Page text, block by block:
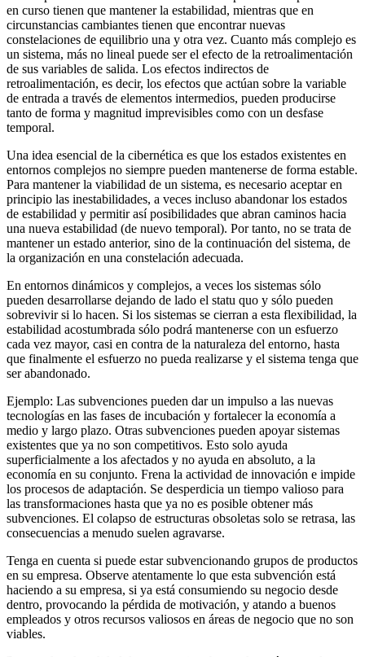
en curso tienen que mantener la estabilidad, mientras que en
circunstancias cambiantes tienen que encontrar nuevas
constelaciones de equilibrio una y otra vez. Cuanto más complejo es
un sistema, más no lineal puede ser el efecto de la retroalimentación
de sus variables de salida. Los efectos indirectos de
retroalimentación, es decir, los efectos que actúan sobre la variable
de entrada a través de elementos intermedios, pueden producirse
tanto de forma y magnitud imprevisibles como con un desfase
temporal.
Una idea esencial de la cibernética es que los estados existentes en
entornos complejos no siempre pueden mantenerse de forma estable.
Para mantener la viabilidad de un sistema, es necesario aceptar en
principio las inestabilidades, a veces incluso abandonar los estados
de estabilidad y permitir así posibilidades que abran caminos hacia
una nueva estabilidad (de nuevo temporal). Por tanto, no se trata de
mantener un estado anterior, sino de la continuación del sistema, de
la organización en una constelación adecuada.
En entornos dinámicos y complejos, a veces los sistemas sólo
pueden desarrollarse dejando de lado el statu quo y sólo pueden
sobrevivir si lo hacen. Si los sistemas se cierran a esta flexibilidad, la
estabilidad acostumbrada sólo podrá mantenerse con un esfuerzo
cada vez mayor, casi en contra de la naturaleza del entorno, hasta
que finalmente el esfuerzo no pueda realizarse y el sistema tenga que
ser abandonado.
Ejemplo: Las subvenciones pueden dar un impulso a las nuevas
tecnologías en las fases de incubación y fortalecer la economía a
medio y largo plazo. Otras subvenciones pueden apoyar sistemas
existentes que ya no son competitivos. Esto solo ayuda
superficialmente a los afectados y no ayuda en absoluto, a la
economía en su conjunto. Frena la actividad de innovación e impide
los procesos de adaptación. Se desperdicia un tiempo valioso para
las transformaciones hasta que ya no es posible obtener más
subvenciones. El colapso de estructuras obsoletas solo se retrasa, las
consecuencias a menudo suelen agravarse.
Tenga en cuenta si puede estar subvencionando grupos de productos
en su empresa. Observe atentamente lo que esta subvención está
haciendo a su empresa, si ya está consumiendo su negocio desde
dentro, provocando la pérdida de motivación, y atando a buenos
empleados y otros recursos valiosos en áreas de negocio que no son
viables.